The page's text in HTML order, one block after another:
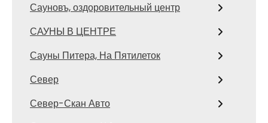
Сауновъ, оздоровительный центр
САУНЫ В ЦЕНТРЕ
Сауны Питера, На Пятилеток
Север
Север-Скан Авто